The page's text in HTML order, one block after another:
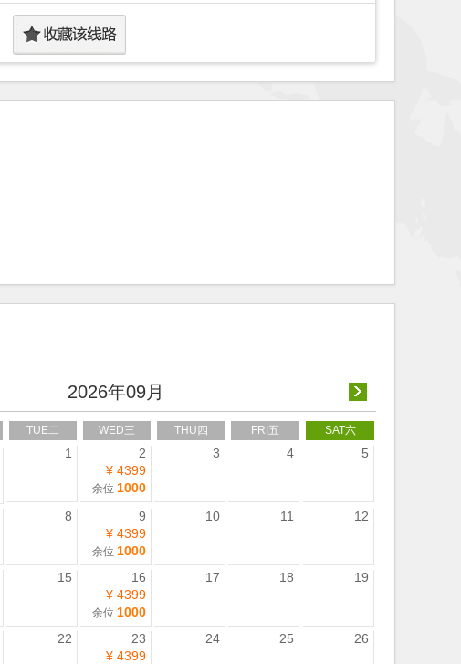
2026年09月
TUE二 WED三 THU四 FRI五 SAT六
1
2
¥ 4399
余位 1000
3 4 5
8
9
¥ 4399
余位 1000
10 11 12
15
16
¥ 4399
余位 1000
17 18 19
22
23
¥ 4399
24 25 26